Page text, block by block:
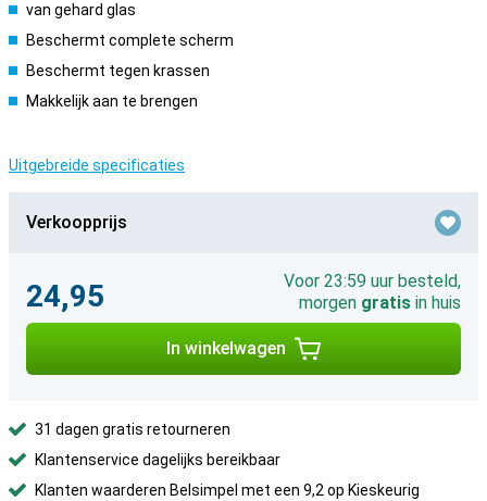
van gehard glas
Beschermt complete scherm
Beschermt tegen krassen
Makkelijk aan te brengen
Uitgebreide specificaties
Verkoopprijs
24,95
Voor 23:59 uur besteld,
morgen gratis in huis
In winkelwagen
31 dagen gratis retourneren
Klantenservice dagelijks bereikbaar
Klanten waarderen Belsimpel met een 9,2 op Kieskeurig